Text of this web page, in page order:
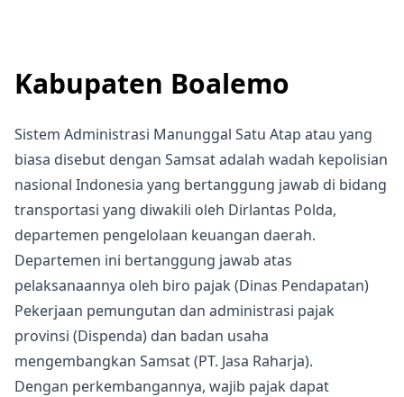
Kabupaten Boalemo
Sistem Administrasi Manunggal Satu Atap atau yang
biasa disebut dengan Samsat adalah wadah kepolisian
nasional Indonesia yang bertanggung jawab di bidang
transportasi yang diwakili oleh Dirlantas Polda,
departemen pengelolaan keuangan daerah.
Departemen ini bertanggung jawab atas
pelaksanaannya oleh biro pajak (Dinas Pendapatan)
Pekerjaan pemungutan dan administrasi pajak
provinsi (Dispenda) dan badan usaha
mengembangkan Samsat (PT. Jasa Raharja).
Dengan perkembangannya, wajib pajak dapat